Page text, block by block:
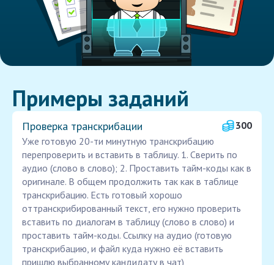
Примеры заданий
Проверка транскрибации
300
Уже готовую 20-ти минутную транскрибацию
перепроверить и вставить в таблицу. 1. Сверить по
аудио (слово в слово); 2. Проставить тайм-коды как в
оригинале. В общем продолжить так как в таблице
транскрибацию. Есть готовый хорошо
оттранскрибированный текст, его нужно проверить
вставить по диалогам в таблицу (слово в слово) и
проставить тайм-коды. Ссылку на аудио (готовую
транскрибацию, и файл куда нужно её вставить
пришлю выбранному кандидату в чат)